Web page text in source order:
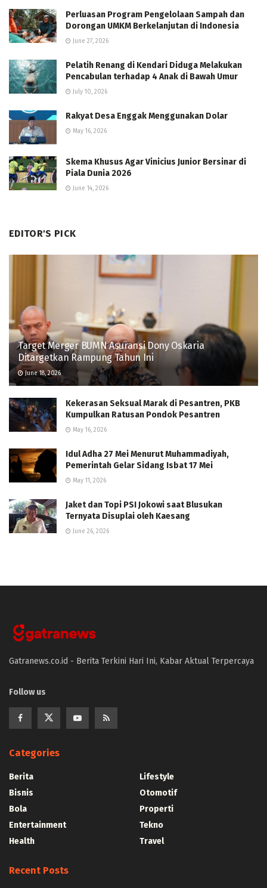
Perluasan Program Pengelolaan Sampah dan
Dorongan UMKM Berkelanjutan di Indonesia
June 27, 2026
Pelatih Renang di Kendari Diduga Melakukan
Pencabulan terhadap 4 Anak di Bawah Umur
July 10, 2026
Rakyat Desa Enggak Menggunakan Dolar
May 16, 2026
Skema Khusus Agar Vinicius Junior Bersinar di
Piala Dunia 2026
June 14, 2026
EDITOR'S PICK
Target Merger BUMN Asuransi Dony Oskaria
Ditargetkan Rampung Tahun Ini
June 18, 2026
Kekerasan Seksual Marak di Pesantren, PKB
Kumpulkan Ratusan Pondok Pesantren
May 16, 2026
Idul Adha 27 Mei Menurut Muhammadiyah,
Pemerintah Gelar Sidang Isbat 17 Mei
May 11, 2026
Jaket dan Topi PSI Jokowi saat Blusukan
Ternyata Disuplai oleh Kaesang
June 26, 2026
Gatranews.co.id - Berita Terkini Hari Ini, Kabar Aktual Terpercaya
Follow us
Categories
Berita
Bisnis
Bola
Entertainment
Health
Lifestyle
Otomotif
Properti
Tekno
Travel
Recent Posts